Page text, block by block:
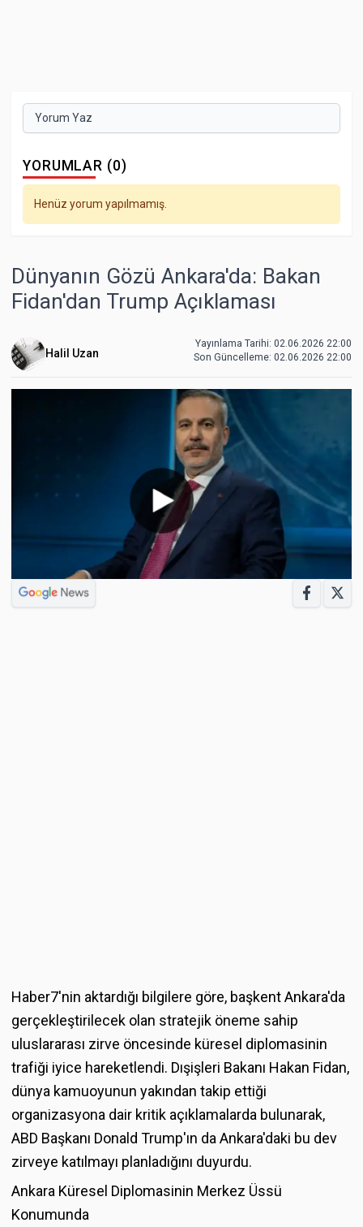
Yorum Yaz
YORUMLAR (0)
Henüz yorum yapılmamış.
Dünyanın Gözü Ankara'da: Bakan
Fidan'dan Trump Açıklaması
Halil Uzan
Yayınlama Tarihi: 02.06.2026 22:00
Son Güncelleme: 02.06.2026 22:00
Haber7'nin aktardığı bilgilere göre, başkent Ankara'da
gerçekleştirilecek olan stratejik öneme sahip
uluslararası zirve öncesinde küresel diplomasinin
trafiği iyice hareketlendi. Dışişleri Bakanı Hakan Fidan,
dünya kamuoyunun yakından takip ettiği
organizasyona dair kritik açıklamalarda bulunarak,
ABD Başkanı Donald Trump'ın da Ankara'daki bu dev
zirveye katılmayı planladığını duyurdu.
Ankara Küresel Diplomasinin Merkez Üssü
Konumunda